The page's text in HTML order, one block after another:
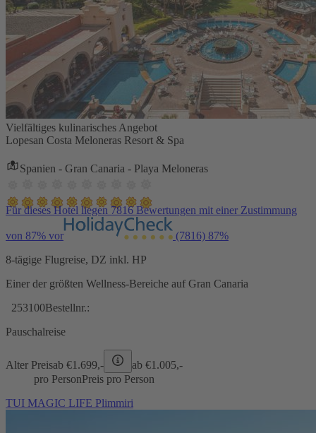
Vielfältiges kulinarisches Angebot
Lopesan Costa Meloneras Resort & Spa
Spanien - Gran Canaria - Playa Meloneras
Für dieses Hotel liegen 7816 Bewertungen mit einer Zustimmung
von 87% vor (7816) 87%
8-tägige Flugreise, DZ inkl. HP
Einer der größten Wellness-Bereiche auf Gran Canaria
253100Bestellnr.:
Pauschalreise
Alter Preisab €1.699,- ab €1.005,-
pro PersonPreis pro Person
TUI MAGIC LIFE Plimmiri